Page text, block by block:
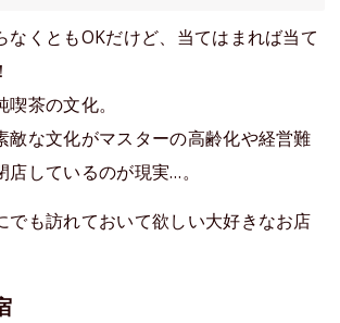
なくともOKだけど、当てはまれば当て
茶の文化。
敵な文化がマスターの高齢化や経営難
しているのが現実…。
でも訪れておいて欲しい大好きなお店